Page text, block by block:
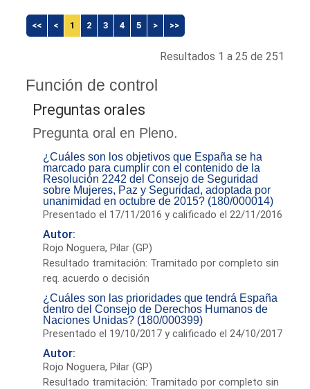
<< < 1 2 3 4 5 > >>
Resultados 1 a 25 de 251
Función de control
Preguntas orales
Pregunta oral en Pleno.
¿Cuáles son los objetivos que España se ha
marcado para cumplir con el contenido de la
Resolución 2242 del Consejo de Seguridad
sobre Mujeres, Paz y Seguridad, adoptada por
unanimidad en octubre de 2015? (180/000014)
Presentado el 17/11/2016 y calificado el 22/11/2016
Autor:
Rojo Noguera, Pilar (GP)
Resultado tramitación: Tramitado por completo sin
req. acuerdo o decisión
¿Cuáles son las prioridades que tendrá España
dentro del Consejo de Derechos Humanos de
Naciones Unidas? (180/000399)
Presentado el 19/10/2017 y calificado el 24/10/2017
Autor:
Rojo Noguera, Pilar (GP)
Resultado tramitación: Tramitado por completo sin